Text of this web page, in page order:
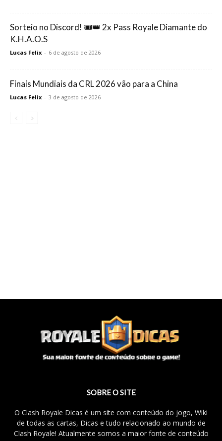
Sorteio no Discord! 🎟️👑 2x Pass Royale Diamante do
K.H.A.O.S
Lucas Felix - 6 de agosto de 2026
Finais Mundiais da CRL 2026 vão para a China
Lucas Felix - 3 de agosto de 2026
SOBRE O SITE
O Clash Royale Dicas é um site com conteúdo do jogo, Wiki
de todas as cartas, Dicas e tudo relacionado ao mundo de
Clash Royale! Atualmente somos a maior fonte de conteúdo